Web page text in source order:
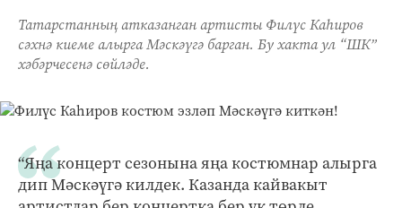
Татарстанның атказанган артисты Филүс Каһиров
сәхнә киеме алырга Мәскәүгә барган. Бу хакта ул “ШК”
хәбәрчесенә сөйләде.
“Яңа концерт сезонына яңа костюмнар алырга
дип Мәскәүгә килдек. Казанда кайвакыт